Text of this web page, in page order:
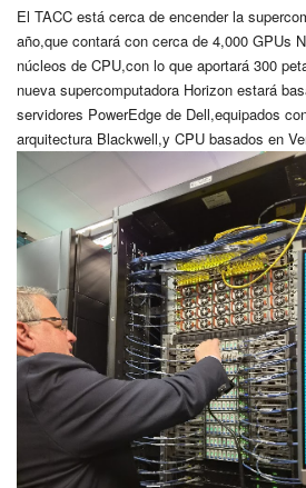
El TACC está cerca de encender la
año,que contará con cerca de 4,000 GPUs
núcleos de CPU,con lo que aportará 300
nueva supercomputadora Horizon estará
servidores PowerEdge de Dell,equipados
arquitectura Blackwell,y CPU basados en